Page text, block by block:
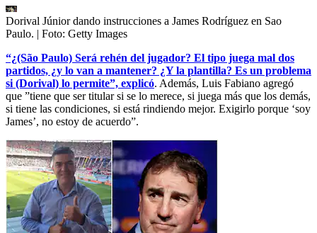
Dorival Júnior dando instrucciones a James Rodríguez en Sao
Paulo. | Foto: Getty Images
“¿(São Paulo) Será rehén del jugador? El tipo juega mal dos
partidos, ¿y lo van a mantener? ¿Y la plantilla? Es un problema
si (Dorival) lo permite”, explicó. Además, Luis Fabiano agregó
que ”tiene que ser titular si se lo merece, si juega más que los demás,
si tiene las condiciones, si está rindiendo mejor. Exigirlo porque ‘soy
James’, no estoy de acuerdo”.